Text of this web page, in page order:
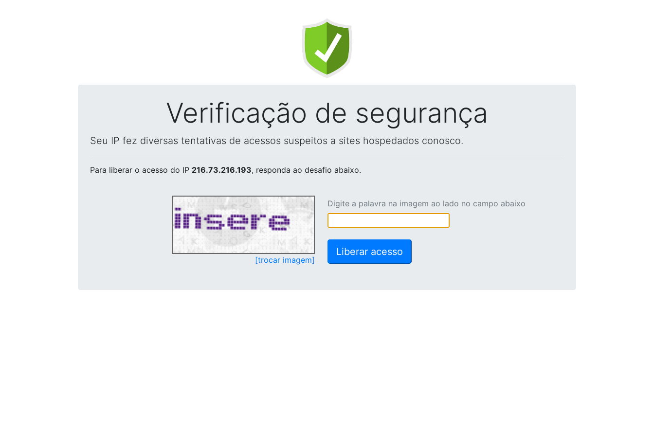
Verificação de segurança
Seu IP fez diversas tentativas de acessos suspeitos a sites hospedados conosco.
Para liberar o acesso do IP 216.73.216.193, responda ao desafio abaixo.
[trocar imagem]
Digite a palavra na imagem ao lado no campo abaixo